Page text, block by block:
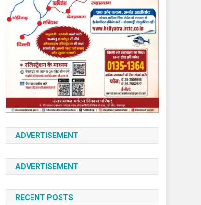
ADVERTISEMENT
ADVERTISEMENT
RECENT POSTS